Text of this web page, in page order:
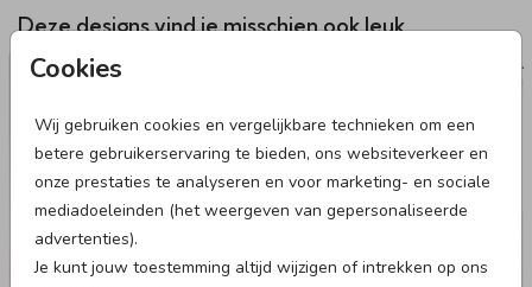
Cookies
Wij gebruiken cookies en vergelijkbare technieken om een
betere gebruikerservaring te bieden, ons websiteverkeer en
onze prestaties te analyseren en voor marketing- en sociale
mediadoeleinden (het weergeven van gepersonaliseerde
advertenties).
Je kunt jouw toestemming altijd wijzigen of intrekken op ons
kleurverschil ontstaan tussen het boek en de
- Levertijd: 3-4 werkdagen
Dit product maakt onderdeel uit vandeze set.
Deze designs vind je misschien ook leuk